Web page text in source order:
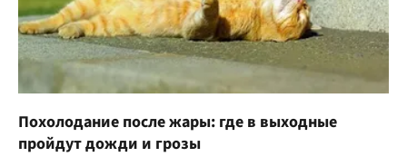
Похолодание после жары: где в выходные
пройдут дожди и грозы